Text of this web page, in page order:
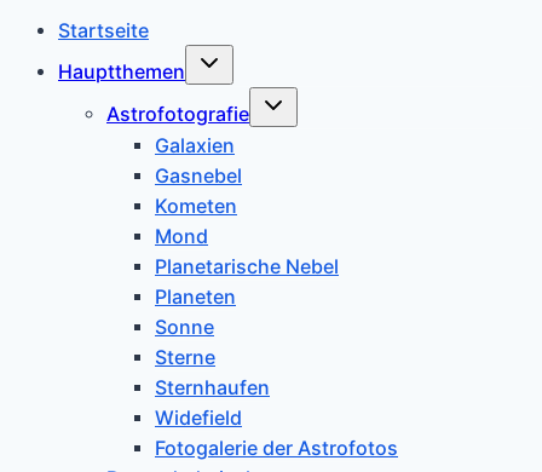
Startseite
Hauptthemen
Untermenü
Astrofotografie
Untermenü
Galaxien
Gasnebel
Kometen
Mond
Planetarische Nebel
Planeten
Sonne
Sterne
Sternhaufen
Widefield
Fotogalerie der Astrofotos